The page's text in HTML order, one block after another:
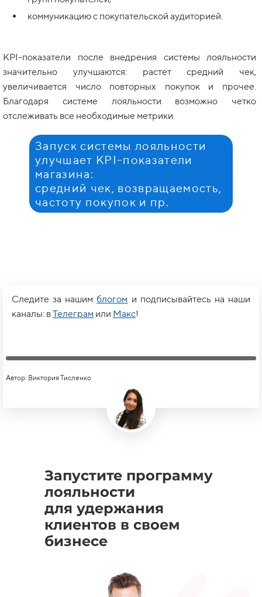
коммуникацию с покупательской аудиторией.
KPI-показатели после внедрения системы лояльности
значительно улучшаются: растет средний чек,
увеличивается число повторных покупок и прочее.
Благодаря системе лояльности возможно четко
отслеживать все необходимые метрики.
Запуск системы лояльности
улучшает KPI-показатели
магазина:
средний чек, возвращаемость,
частоту покупок и пр.
Следите за нашимблогом и подписывайтесь на наши
каналы: вТелеграм или Макс!
Автор: Виктория Тисленко
Запустите программу
лояльности
для удержания
клиентов в своем
бизнесе